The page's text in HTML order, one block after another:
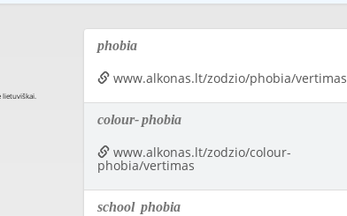
phobia
www.alkonas.lt/zodzio/phobia/vertimas
colour-phobia
www.alkonas.lt/zodzio/colour-
phobia/vertimas
school phobia